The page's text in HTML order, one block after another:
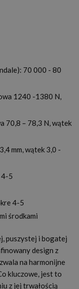
70 000 - 80
1240 -1380 N,
70,8 – 78,3 N, wątek
mm, wątek 3,0 -
4-5
4-5
środkami
puszystej i bogatej
design z
na harmonijne
kluczowe, jest to
z jej trwałością